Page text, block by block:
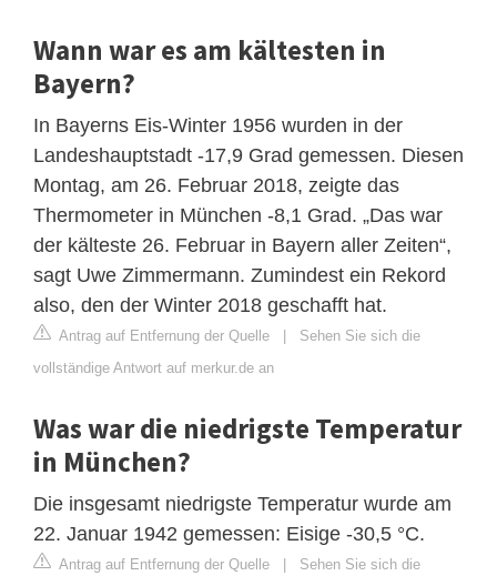
Wann war es am kältesten in
Bayern?
In Bayerns Eis-Winter 1956 wurden in der
Landeshauptstadt -17,9 Grad gemessen. Diesen
Montag, am 26. Februar 2018, zeigte das
Thermometer in München -8,1 Grad. „Das war
der kälteste 26. Februar in Bayern aller Zeiten“,
sagt Uwe Zimmermann. Zumindest ein Rekord
also, den der Winter 2018 geschafft hat.
Antrag auf Entfernung der Quelle
Sehen Sie sich die
vollständige Antwort auf merkur.de an
Was war die niedrigste Temperatur
in München?
Die insgesamt niedrigste Temperatur wurde am
22. Januar 1942 gemessen: Eisige -30,5 °C.
Antrag auf Entfernung der Quelle
Sehen Sie sich die